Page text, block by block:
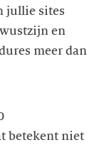
jullie sites
en
meer dan
betekent niet